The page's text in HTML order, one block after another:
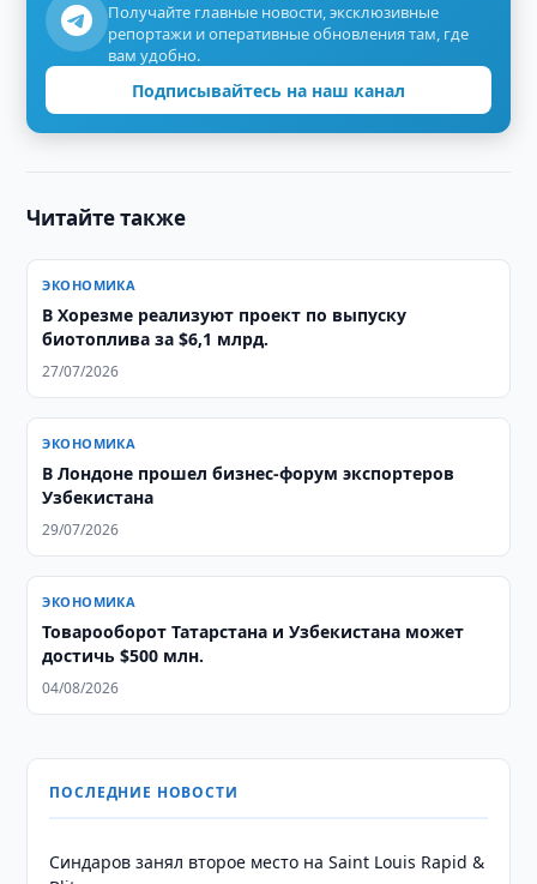
Получайте главные новости, эксклюзивные
репортажи и оперативные обновления там, где
вам удобно.
Подписывайтесь на наш канал
Читайте также
ЭКОНОМИКА
В Хорезме реализуют проект по выпуску
биотоплива за $6,1 млрд.
27/07/2026
ЭКОНОМИКА
В Лондоне прошел бизнес-форум экспортеров
Узбекистана
29/07/2026
ЭКОНОМИКА
Товарооборот Татарстана и Узбекистана может
достичь $500 млн.
04/08/2026
ПОСЛЕДНИЕ НОВОСТИ
Синдаров занял второе место на Saint Louis Rapid &